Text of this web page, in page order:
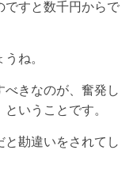
ですと数千円からで
ね。
きなのが、奮発し
いうことです。
と勘違いをされてし